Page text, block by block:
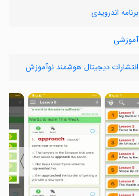
برنامه اندرویدی
آموزشی
انتشارات دیجیتال هوشمند نوآموزش
〉